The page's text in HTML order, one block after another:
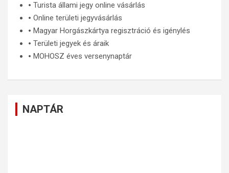
🞄 Turista állami jegy online vásárlás
🞄 Online területi jegyvásárlás
🞄 Magyar Horgászkártya regisztráció és igénylés
🞄 Területi jegyek és áraik
🞄 MOHOSZ éves versenynaptár
NAPTÁR